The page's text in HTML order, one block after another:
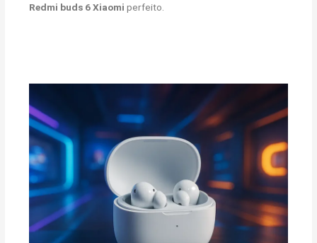
Redmi buds 6 Xiaomi perfeito.